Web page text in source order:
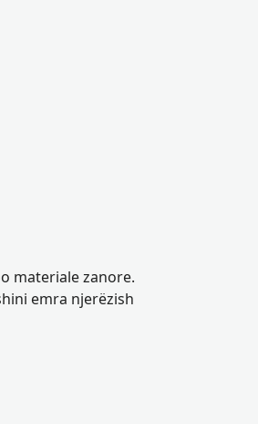
materiale zanore.
emra njerëzish